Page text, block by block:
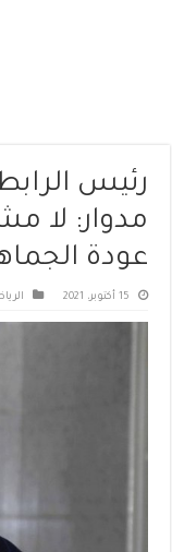
رئيس
مدوار: لا
عودة
15 أكتوبر، 2021